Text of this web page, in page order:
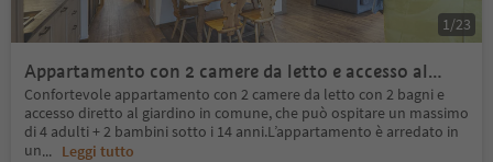
Appartamento con 2 camere da letto e accesso al
giardino
Confortevole appartamento con 2 camere da letto con 2 bagni e
accesso diretto al giardino in comune, che può ospitare un massimo
di 4 adulti + 2 bambini sotto i 14 anni.L’appartamento è arredato in
un... Leggi tutto
1/23